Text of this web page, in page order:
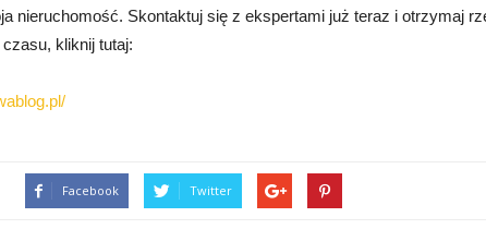
nieruchomość. Skontaktuj się z ekspertami już teraz i otrzymaj
kliknij tutaj:
Facebook Twitter